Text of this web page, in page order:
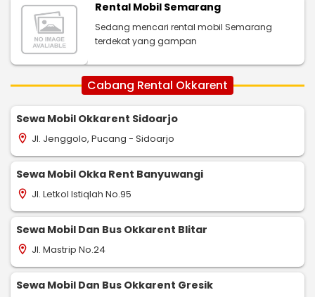
Rental Mobil Semarang
Sedang mencari rental mobil Semarang
terdekat yang gampan
Cabang Rental Okkarent
Sewa Mobil Okkarent Sidoarjo
location_on Jl. Jenggolo, Pucang - Sidoarjo
Sewa Mobil Okka Rent Banyuwangi
location_on Jl. Letkol Istiqlah No.95
Sewa Mobil Dan Bus Okkarent Blitar
location_on Jl. Mastrip No.24
Sewa Mobil Dan Bus Okkarent Gresik